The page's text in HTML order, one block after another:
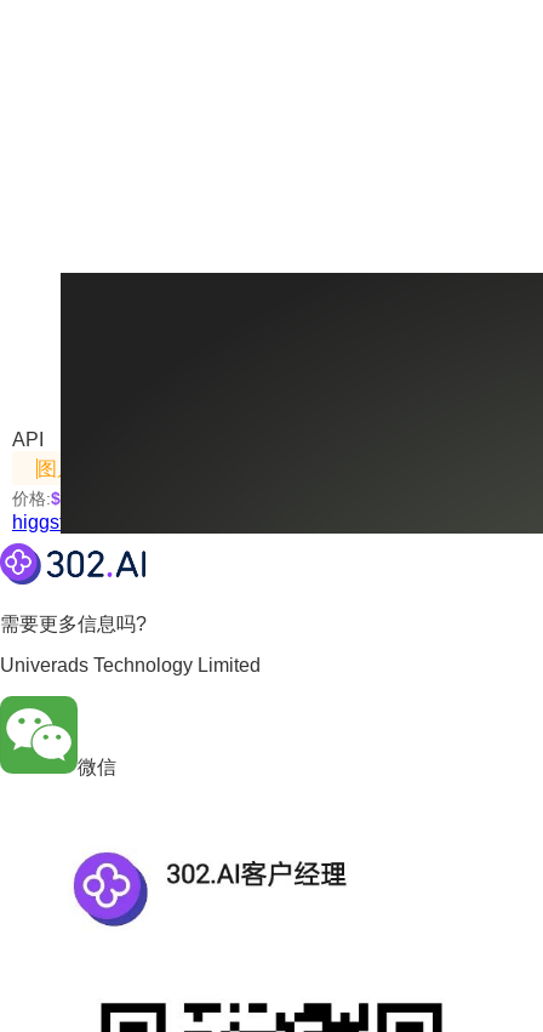
API
图片生成
价格:$0.1
higgsfield-t2i
需要更多信息吗?
Univerads Technology Limited
微信